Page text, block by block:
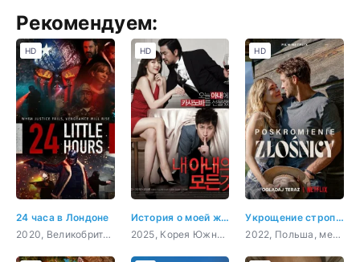
Рекомендуем:
24 часа в Лондоне
2020, Великобритания, боевик, триллер, драма, криминал
HD
История о моей жене
2025, Корея Южная, мелодрама, комедия
HD
Укрощение строптивой
2022, Польша, мелодрама, комедия
HD